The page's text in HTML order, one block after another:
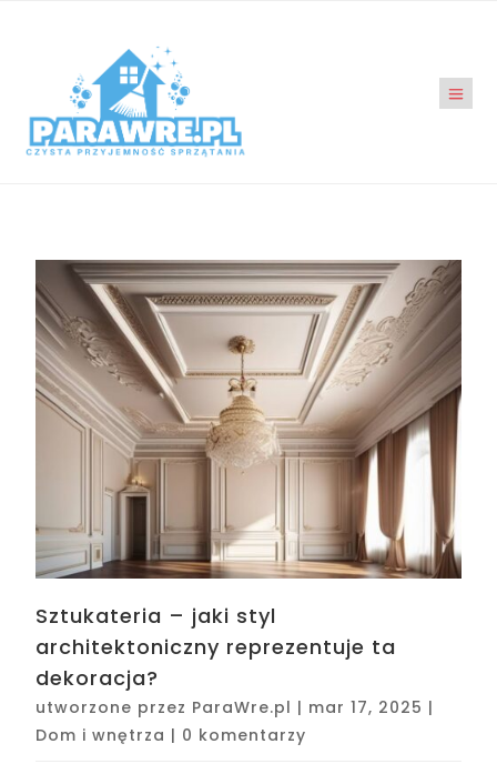
Sztukateria – jaki styl
architektoniczny reprezentuje ta
dekoracja?
utworzone przez ParaWre.pl | mar 17, 2025 |
Dom i wnętrza | 0 komentarzy